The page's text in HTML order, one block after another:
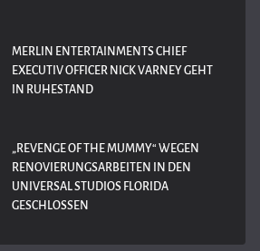
MERLIN ENTERTAINMENTS CHIEF
EXECUTIV OFFICER NICK VARNEY GEHT
IN RUHESTAND
„REVENGE OF THE MUMMY“ WEGEN
RENOVIERUNGSARBEITEN IN DEN
UNIVERSAL STUDIOS FLORIDA
GESCHLOSSEN